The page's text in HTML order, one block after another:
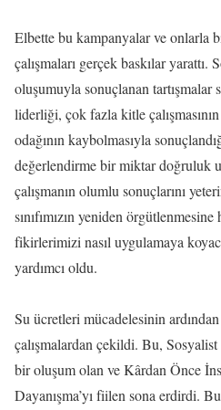
Elbette bu kampanyalar ve onlarla
çalışmaları gerçek baskılar yarattı.
oluşumuyla sonuçlanan tartışmalar
liderliği, çok fazla kitle
odağının kaybolmasıyla
değerlendirme bir miktar doğruluk
çalışmanın olumlu sonuçlarını
sınıfımızın yeniden
fikirlerimizi nasıl uygulamaya
yardımcı oldu.
Su ücretleri mücadelesinin
çalışmalardan çekildi. Bu,
bir oluşum olan ve Kârdan Önce
Dayanışma’yı fiilen sona erdirdi.